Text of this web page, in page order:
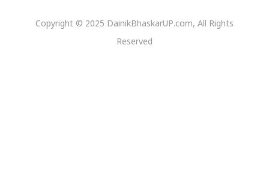
Copyright © 2025 DainikBhaskarUP.com, All Rights
Reserved